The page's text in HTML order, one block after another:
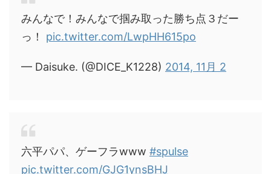
みんなで！みんなで掴み取った勝ち点３だー
っ！ pic.twitter.com/LwpHH615po
— Daisuke. (@DICE_K1228) 2014, 11月 2
六平パパ、ゲーフラwww #spulse
pic.twitter.com/GJG1ynsBHJ